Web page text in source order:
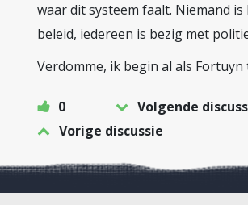
waar dit systeem faalt. Niemand is
beleid, iedereen is bezig met
Verdomme, ik begin al als Fortuyn
0
Volgende
Vorige discussie